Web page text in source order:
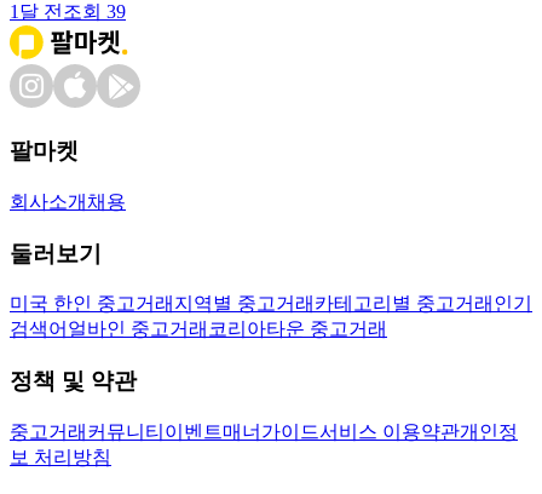
1달 전 조회 39
팔마켓
회사소개 채용
둘러보기
미국 한인 중고거래 지역별 중고거래 카테고리별 중고거래 인기
검색어 얼바인 중고거래 코리아타운 중고거래
정책 및 약관
중고거래 커뮤니티 이벤트매너가이드서비스 이용약관개인정
보 처리방침